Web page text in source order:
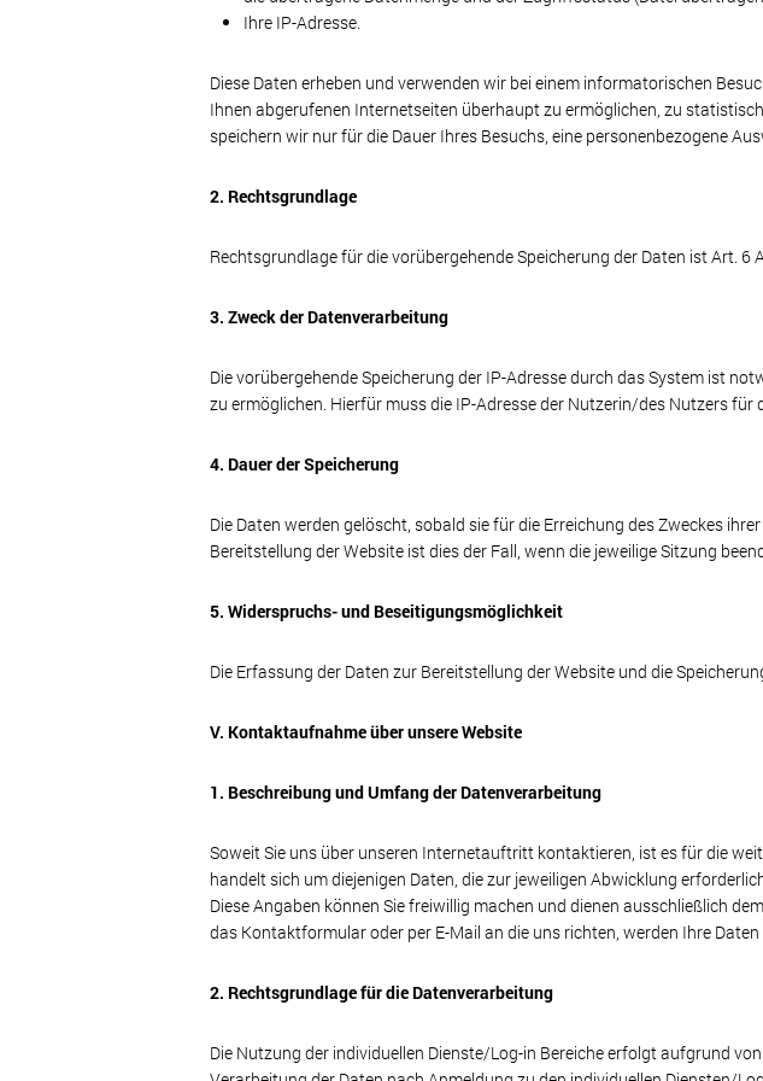
Ihre IP-Adresse.
Diese Daten erheben und verwenden wir bei einem informatorischen
Ihnen abgerufenen Internetseiten überhaupt zu ermöglichen, zu
speichern wir nur für die Dauer Ihres Besuchs, eine personenbezogene
2. Rechtsgrundlage
Rechtsgrundlage für die vorübergehende Speicherung der Daten ist Art. 6
3. Zweck der Datenverarbeitung
Die vorübergehende Speicherung der IP-Adresse durch das System ist
zu ermöglichen. Hierfür muss die IP-Adresse der Nutzerin/des Nutzers für
4. Dauer der Speicherung
Die Daten werden gelöscht, sobald sie für die Erreichung des Zweckes
Bereitstellung der Website ist dies der Fall, wenn die jeweilige Sitzung
5. Widerspruchs- und Beseitigungsmöglichkeit
Die Erfassung der Daten zur Bereitstellung der Website und die
V. Kontaktaufnahme über unsere Website
1. Beschreibung und Umfang der Datenverarbeitung
Soweit Sie uns über unseren Internetauftritt kontaktieren, ist es für die
handelt sich um diejenigen Daten, die zur jeweiligen Abwicklung
Diese Angaben können Sie freiwillig machen und dienen ausschließlich
das Kontaktformular oder per E-Mail an die uns richten, werden Ihre
2. Rechtsgrundlage für die Datenverarbeitung
Die Nutzung der individuellen Dienste/Log-in Bereiche erfolgt aufgrund